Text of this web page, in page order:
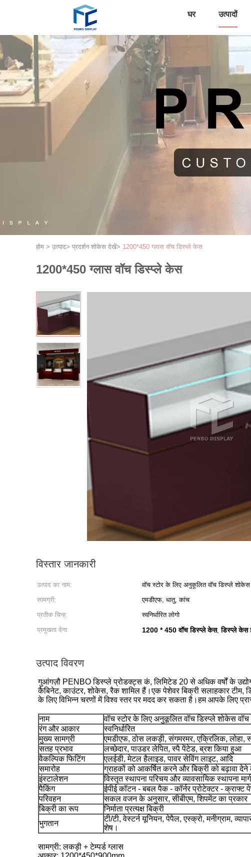
घर उत्पादों
होम > उत्पाद> प्रदर्शन शोकेस देखें> 1200*450 ग्लास वॉच डिस्प्ले केस
1200*450 ग्लास वॉच डिस्प्ले केस
विस्तार जानकारी
उत्पाद का नाम: वॉच स्टोर के लिए अनुकूलित वॉच डिस्प्ले शोकेस
सामग्री:
एमडीएफ, धातु, कांच
प्रतीक चिन्ह:
स्वनिर्धारित लोगो
प्रमुखता देना:
1200 * 450 वॉच डिस्प्ले केस,डिस्प्ले केस
उत्पाद विवरण
गुआंगज़ौ PENBO डिस्प्ले प्रोडक्ट्स कं, लिमिटेड 20 से अधिक वर्षों के
कैबिनेट, काउंटर, शोकेस, रैक शामिल हैं।एक पेशेवर बिक्री सलाहकार टीम,
के लिए विभिन्न चरणों में विश्व स्तर पर मदद कर सकता है।हम आपके लिए
नाम
वॉच स्टोर के लिए अनुकूलित वॉच डिस्प्ले शोकेस वॉच
रंग और आकार
स्वनिर्धारित
मुख्य सामग्री
एमडीएफ, ठोस लकड़ी, संगमरमर, एक्रिलिक, लोहा,
सतह प्रभाव
लच्छेदार, पाउडर लेपित, स्पै पेंटेड, ब्रश किया हुआ
वैकल्पिक फिटिंग
एलईडी, मेटल हैलाइड, पावर सेविंग लाइट, आदि
समारोह
ग्राहकों को आकर्षित करने और बिक्री को बढ़ावा देने
इंस्टालेशन
विस्तृत स्थापना परिचय और व्यावसायिक स्थापना
पैकिंग
ईपीई कॉटन - बबल पैक - कॉर्नर प्रोटेक्टर - क्राफ्ट
परिवहन
सकल वजन के अनुसार, सीबीएम, शिपमेंट का प्रकार
बिक्री का रूप
निर्माता प्रत्यक्ष बिक्री
भुगतान
टी/टी, वेस्टर्न यूनियन, पेपैल, एस्क्रो, मनीग्राम,
शेष।
सामग्री: लकड़ी + टेम्पर्ड ग्लास